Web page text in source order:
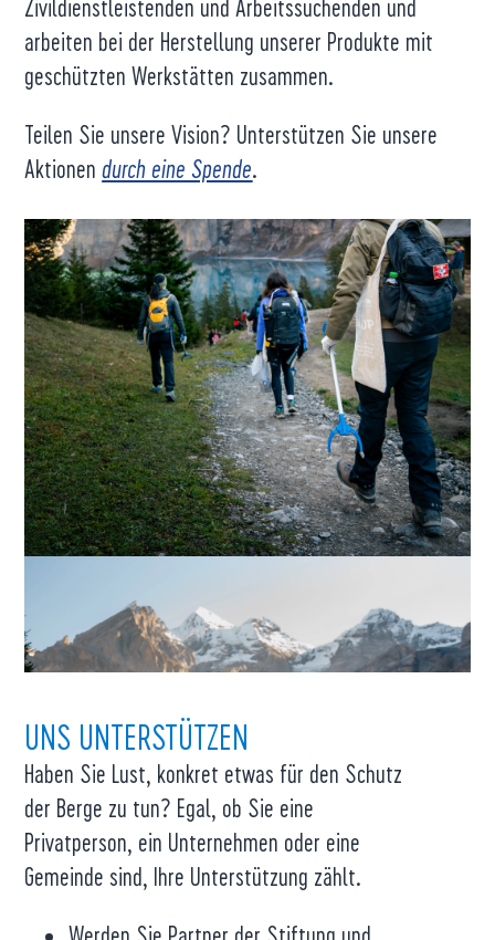
Zivildienstleistenden und Arbeitssuchenden und
arbeiten bei der Herstellung unserer Produkte mit
geschützten Werkstätten zusammen.
Teilen Sie unsere Vision? Unterstützen Sie unsere
Aktionendurch eine Spende.
UNS UNTERSTÜTZEN
Haben Sie Lust, konkret etwas für den Schutz
der Berge zu tun? Egal, ob Sie eine
Privatperson, ein Unternehmen oder eine
Gemeinde sind, Ihre Unterstützung zählt.